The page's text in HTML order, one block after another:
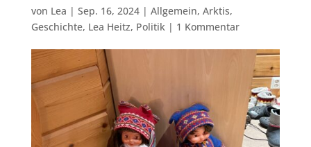
von Lea | Sep. 16, 2024| Allgemein, Arktis,
Geschichte, Lea Heitz, Politik| 1 Kommentar